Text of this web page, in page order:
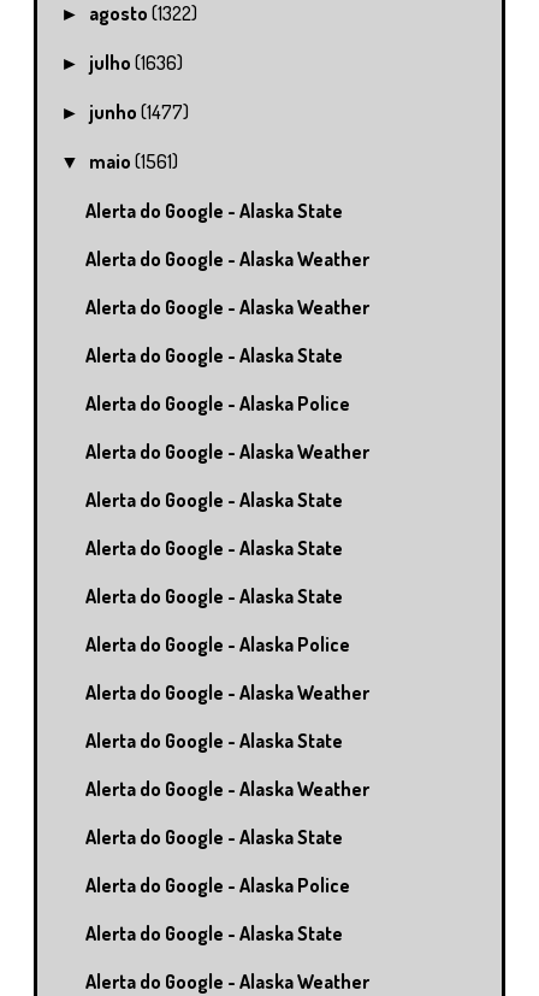
► agosto(1322)
► julho(1636)
► junho(1477)
▼ maio(1561)
Alerta do Google - Alaska State
Alerta do Google - Alaska Weather
Alerta do Google - Alaska Weather
Alerta do Google - Alaska State
Alerta do Google - Alaska Police
Alerta do Google - Alaska Weather
Alerta do Google - Alaska State
Alerta do Google - Alaska State
Alerta do Google - Alaska State
Alerta do Google - Alaska Police
Alerta do Google - Alaska Weather
Alerta do Google - Alaska State
Alerta do Google - Alaska Weather
Alerta do Google - Alaska State
Alerta do Google - Alaska Police
Alerta do Google - Alaska State
Alerta do Google - Alaska Weather